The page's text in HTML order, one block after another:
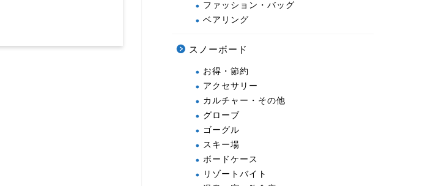
ファッション・バッグ
ベアリング
スノーボード
お得・節約
アクセサリー
カルチャー・その他
グローブ
ゴーグル
スキー場
ボードケース
リゾートバイト